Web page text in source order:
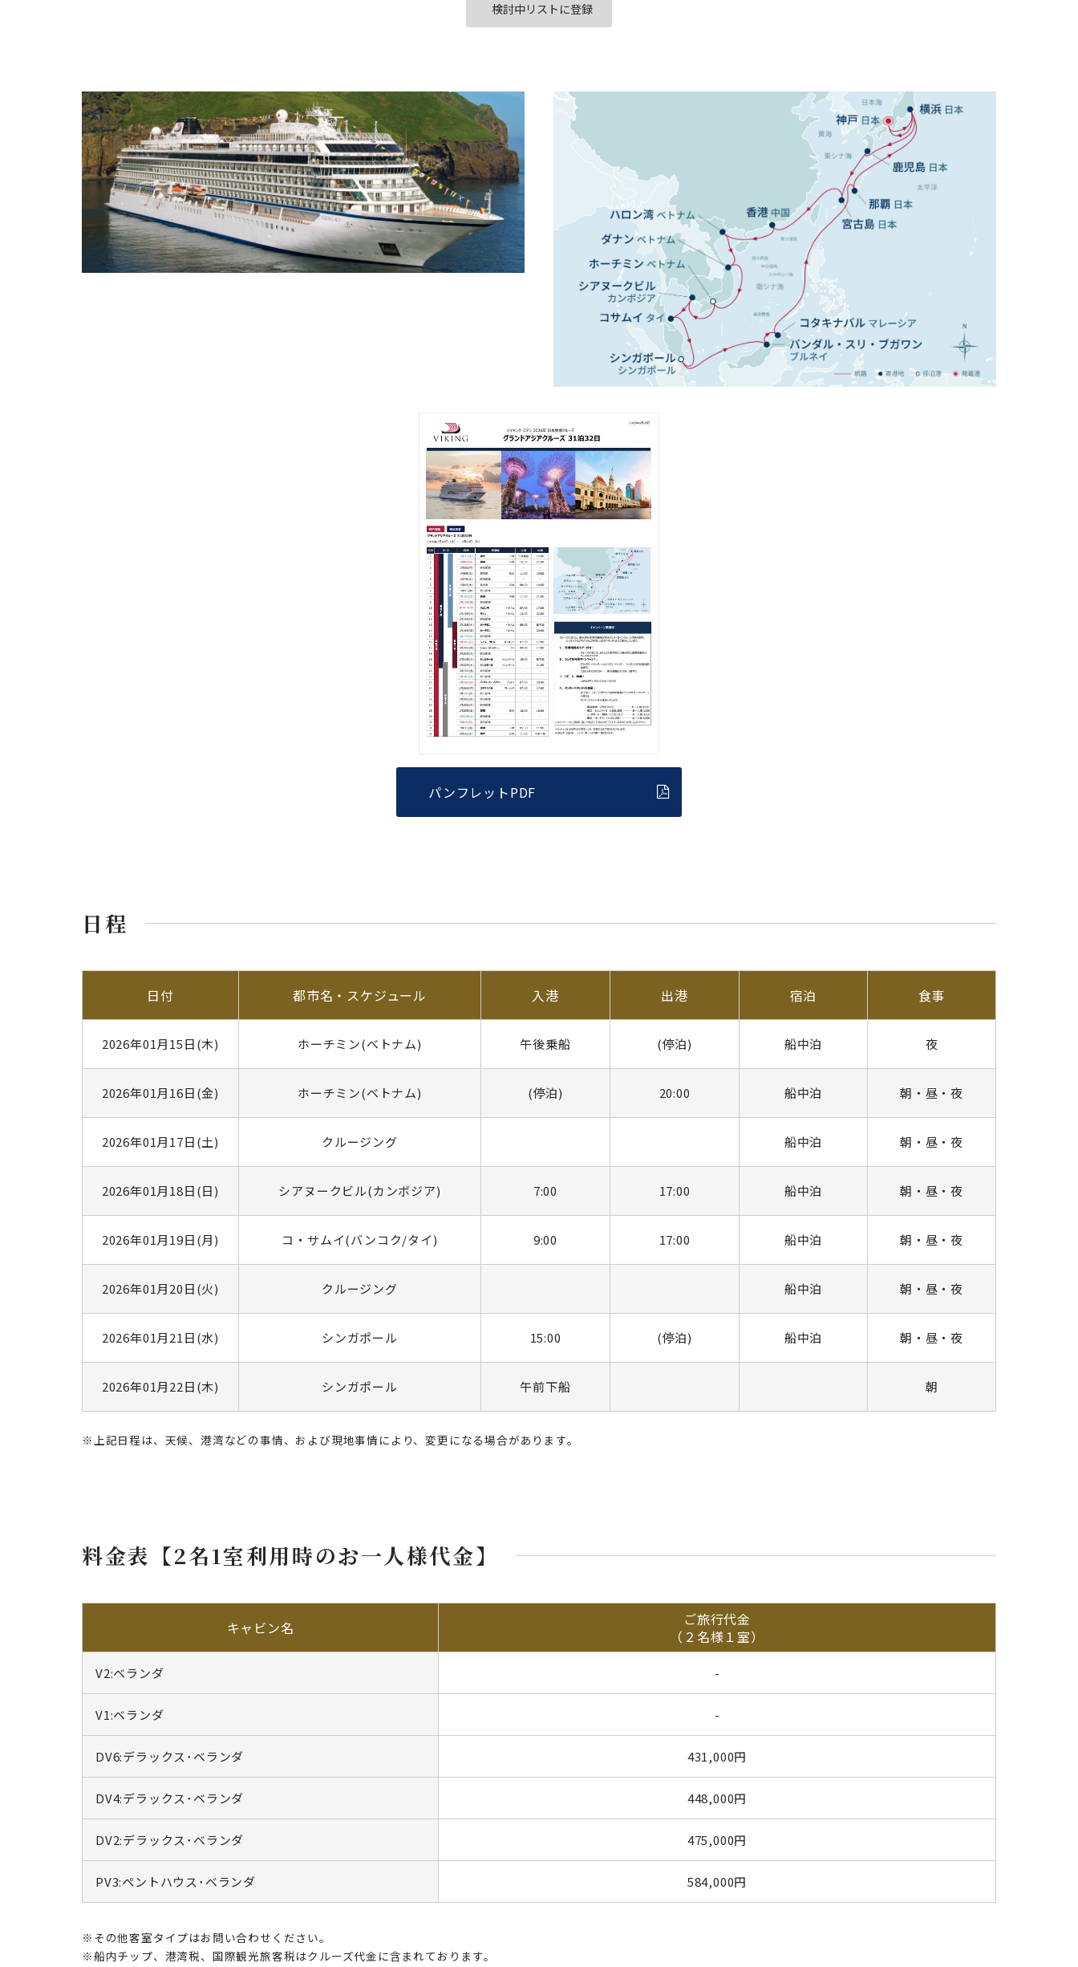
検討中リストに登録
パンフレットPDF
日程
日付 都市名・スケジュール 入港 出港 宿泊 食事
2026年01月15日(木) ホーチミン(ベトナム) 午後乗船 (停泊) 船中泊 夜
2026年01月16日(金) ホーチミン(ベトナム) (停泊) 20:00 船中泊 朝・昼・夜
2026年01月17日(土) クルージング 船中泊 朝・昼・夜
2026年01月18日(日) シアヌークビル(カンボジア) 7:00 17:00 船中泊 朝・昼・夜
2026年01月19日(月) コ・サムイ(バンコク/タイ) 9:00 17:00 船中泊 朝・昼・夜
2026年01月20日(火) クルージング 船中泊 朝・昼・夜
2026年01月21日(水) シンガポール 15:00 (停泊) 船中泊 朝・昼・夜
2026年01月22日(木) シンガポール 午前下船 朝
※上記日程は、天候、港湾などの事情、および現地事情により、変更になる場合があります。
料金表【2名1室利用時のお一人様代金】
キャビン名
ご旅行代金
（２名様１室）
V2:ベランダ -
V1:ベランダ -
DV6:デラックス･ベランダ 431,000円
DV4:デラックス･ベランダ 448,000円
DV2:デラックス･ベランダ 475,000円
PV3:ペントハウス･ベランダ 584,000円
※その他客室タイプはお問い合わせください。
※船内チップ、港湾税、国際観光旅客税はクルーズ代金に含まれております。